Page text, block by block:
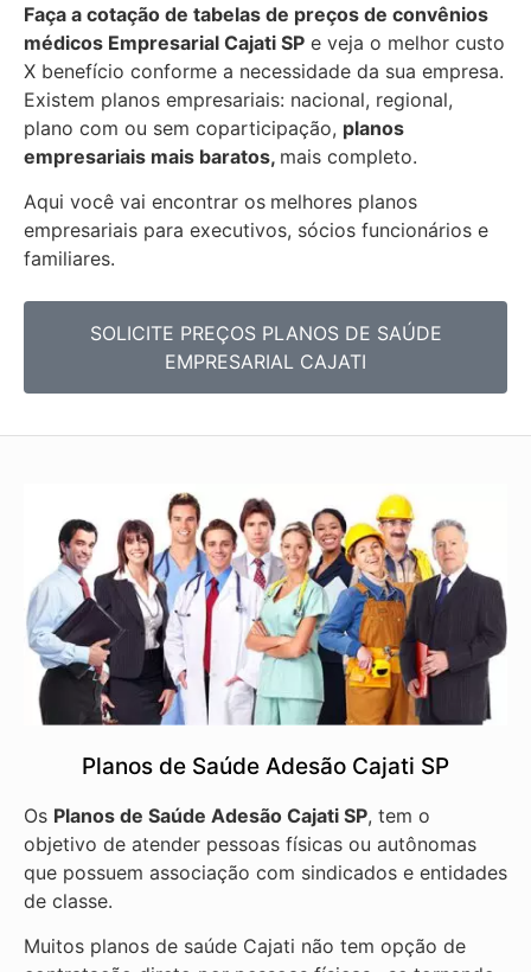
Faça a cotação de tabelas de preços de convênios
médicos Empresarial Cajati SP e veja o melhor custo
X benefício conforme a necessidade da sua empresa.
Existem planos empresariais: nacional, regional,
plano com ou sem coparticipação, planos
empresariais mais baratos, mais completo.
Aqui você vai encontrar os melhores planos
empresariais para executivos, sócios funcionários e
familiares.
SOLICITE PREÇOS PLANOS DE SAÚDE
EMPRESARIAL CAJATI
Planos de Saúde Adesão Cajati SP
Os Planos de Saúde Adesão Cajati SP, tem o
objetivo de atender pessoas físicas ou autônomas
que possuem associação com sindicados e entidades
de classe.
Muitos planos de saúde Cajati não tem opção de